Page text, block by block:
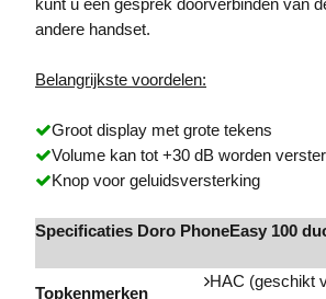
andere handset.
Belangrijkste voordelen:
Groot display met grote tekens
Volume kan tot +30 dB worden
Knop voor geluidsversterking
Specificaties Doro PhoneEasy 100
Topkenmerken
HAC (geschikt